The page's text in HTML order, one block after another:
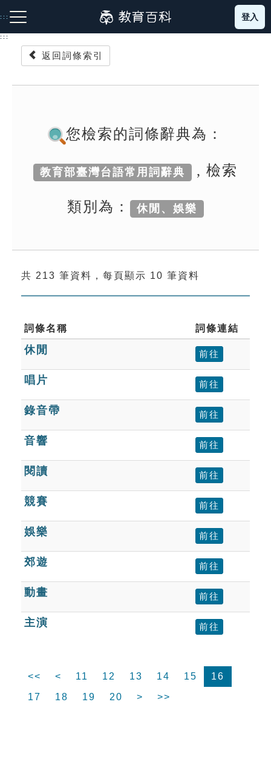
到
主
:::
生字詞彙表
成語故事
索引選單
單字索引
生命大百科索引
遊戲專區
教學應用
貓頭鷹博士
登入
:::
返回詞條索引
您檢索的詞條辭典為：
教育部臺灣台語常用詞辭典 , 檢索
類別為： 休閒、娛樂
共 213 筆資料，每頁顯示 10 筆資料
詞條名稱 詞條連結
休閒 前往
唱片 前往
錄音帶 前往
音響 前往
閱讀 前往
競賽 前往
娛樂 前往
郊遊 前往
動畫 前往
主演 前往
<< < 11 12 13 14 15
16
17
18 19 20 > >>